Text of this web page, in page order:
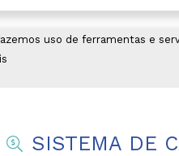
uso de ferramentas e
SISTEMA DE